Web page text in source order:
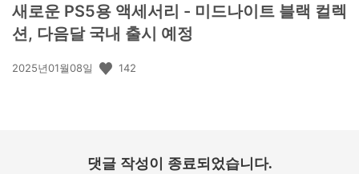
새로운 PS5용 액세서리 - 미드나이트 블랙 컬렉
션, 다음달 국내 출시 예정
공
2025년01월08일 142
댓글 작성이 종료되었습니다.